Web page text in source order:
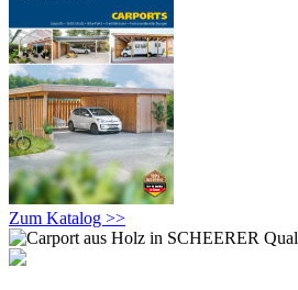
Zum Katalog >>